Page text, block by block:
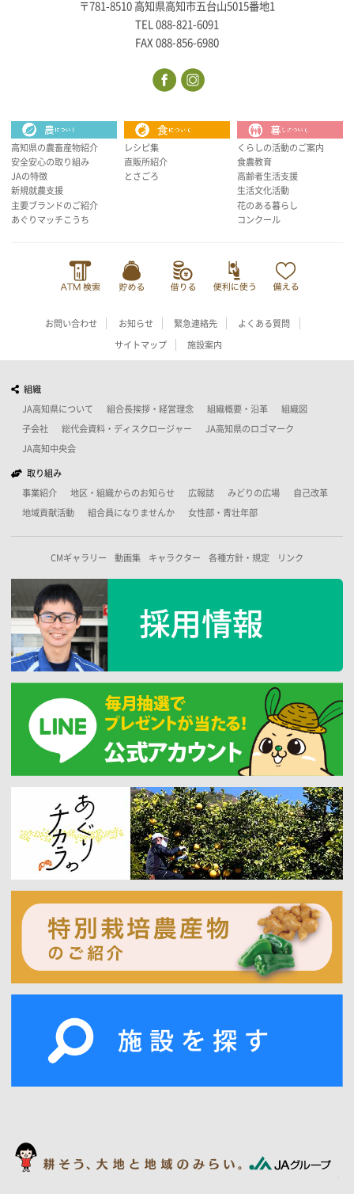
〒781-8510 高知県高知市五台山5015番地1
TEL 088-821-6091
FAX 088-856-6980
高知県の農畜産物紹介
安全安心の取り組み
JAの特徴
新規就農支援
主要ブランドのご紹介
あぐりマッチこうち
レシピ集
直販所紹介
とさごろ
くらしの活動のご案内
食農教育
高齢者生活支援
生活文化活動
花のある暮らし
コンクール
お問い合わせ お知らせ 緊急連絡先 よくある質問
サイトマップ 施設案内
組織
JA高知県について 組合長挨拶・経営理念 組織概要・沿革 組織図
子会社 総代会資料・ディスクロージャー JA高知県のロゴマーク
JA高知中央会
取り組み
事業紹介 地区・組織からのお知らせ 広報誌 みどりの広場 自己改革
地域貢献活動 組合員になりませんか 女性部・青壮年部
CMギャラリー 動画集 キャラクター 各種方針・規定 リンク